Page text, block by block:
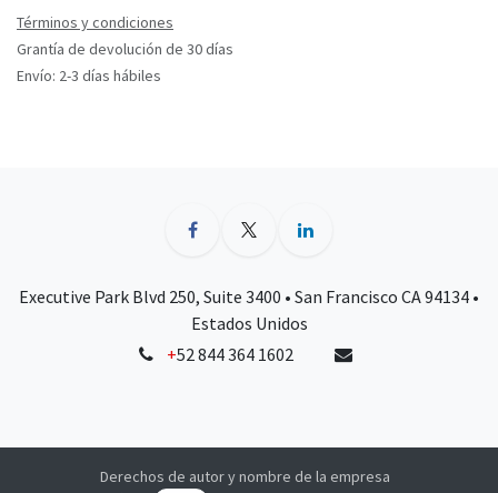
Términos y condiciones
Grantía de devolución de 30 días
Envío: 2-3 días hábiles
Executive Park Blvd 250, Suite 3400 • San Francisco CA 94134 •
Estados Unidos
+52 844 364 1602
Derechos de autor y nombre de la empresa